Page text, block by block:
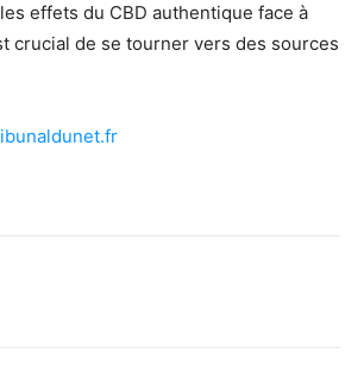
effets du CBD authentique face à
crucial de se tourner vers des sources